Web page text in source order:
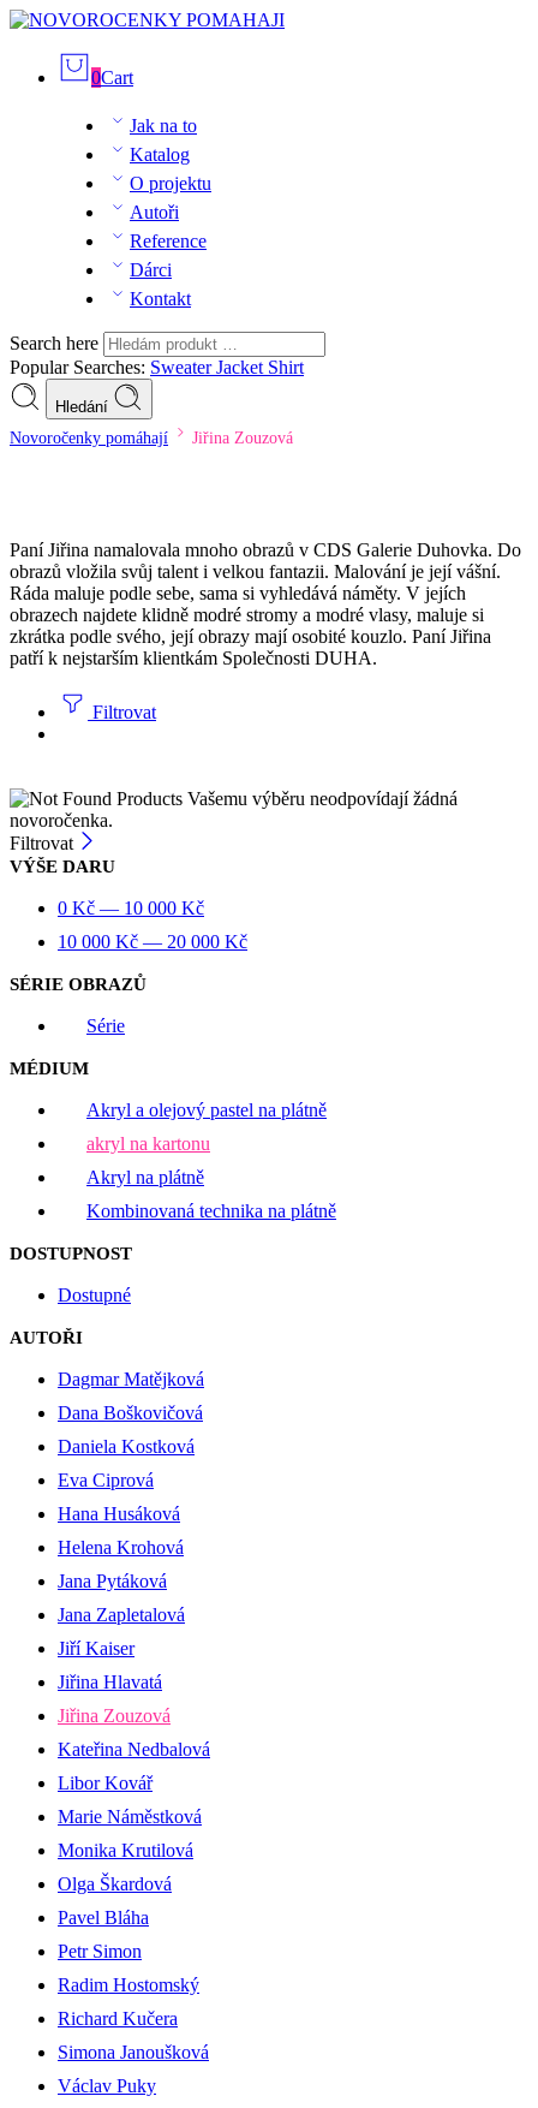
0Cart
Jak na to
Katalog
O projektu
Autoři
Reference
Dárci
Kontakt
Search here
Popular Searches: SweaterJacket Shirt
Hledání
Novoročenky pomáhají Jiřina Zouzová
Paní Jiřina namalovala mnoho obrazů v CDS Galerie Duhovka. Do
obrazů vložila svůj talent i velkou fantazii. Malování je její vášní.
Ráda maluje podle sebe, sama si vyhledává náměty. V jejích
obrazech najdete klidně modré stromy a modré vlasy, maluje si
zkrátka podle svého, její obrazy mají osobité kouzlo. Paní Jiřina
patří k nejstarším klientkám Společnosti DUHA.
Filtrovat
Vašemu výběru neodpovídají žádná
novoročenka.
Filtrovat
VÝŠE DARU
0 Kč — 10 000 Kč
10 000 Kč — 20 000 Kč
SÉRIE OBRAZŮ
Série
MÉDIUM
Akryl a olejový pastel na plátně
akryl na kartonu
Akryl na plátně
Kombinovaná technika na plátně
DOSTUPNOST
Dostupné
AUTOŘI
Dagmar Matějková
Dana Boškovičová
Daniela Kostková
Eva Ciprová
Hana Husáková
Helena Krohová
Jana Pytáková
Jana Zapletalová
Jiří Kaiser
Jiřina Hlavatá
Jiřina Zouzová
Kateřina Nedbalová
Libor Kovář
Marie Náměstková
Monika Krutilová
Olga Škardová
Pavel Bláha
Petr Simon
Radim Hostomský
Richard Kučera
Simona Janoušková
Václav Puky